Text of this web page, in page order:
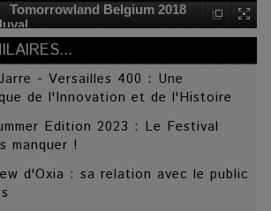
Tomorrowland Belgium 2018
- Versailles 400 : Une
de l'Innovation et de l'Histoire
Edition 2023 : Le Festival
manquer !
d'Oxia : sa relation avec le public